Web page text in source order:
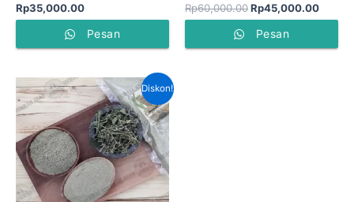
Rp35,000.00
Pesan
Rp60,000.00Rp45,000.00
Pesan
Diskon!
Harga
aslinya
adalah:
Rp100,000.00.
Harga
saat
ini
adalah:
Rp70,000.00.